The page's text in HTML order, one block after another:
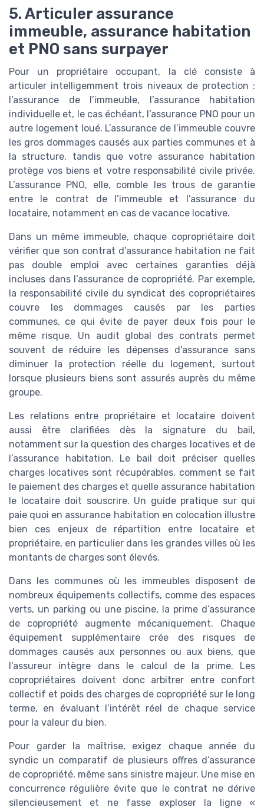
5. Articuler assurance
immeuble, assurance habitation
et PNO sans surpayer
Pour un propriétaire occupant, la clé consiste à
articuler intelligemment trois niveaux de protection :
l’assurance de l’immeuble, l’assurance habitation
individuelle et, le cas échéant, l’assurance PNO pour un
autre logement loué. L’assurance de l’immeuble couvre
les gros dommages causés aux parties communes et à
la structure, tandis que votre assurance habitation
protège vos biens et votre responsabilité civile privée.
L’assurance PNO, elle, comble les trous de garantie
entre le contrat de l’immeuble et l’assurance du
locataire, notamment en cas de vacance locative.
Dans un même immeuble, chaque copropriétaire doit
vérifier que son contrat d’assurance habitation ne fait
pas double emploi avec certaines garanties déjà
incluses dans l’assurance de copropriété. Par exemple,
la responsabilité civile du syndicat des copropriétaires
couvre les dommages causés par les parties
communes, ce qui évite de payer deux fois pour le
même risque. Un audit global des contrats permet
souvent de réduire les dépenses d’assurance sans
diminuer la protection réelle du logement, surtout
lorsque plusieurs biens sont assurés auprès du même
groupe.
Les relations entre propriétaire et locataire doivent
aussi être clarifiées dès la signature du bail,
notamment sur la question des charges locatives et de
l’assurance habitation. Le bail doit préciser quelles
charges locatives sont récupérables, comment se fait
le paiement des charges et quelle assurance habitation
le locataire doit souscrire. Un guide pratique sur qui
paie quoi en assurance habitation en colocation illustre
bien ces enjeux de répartition entre locataire et
propriétaire, en particulier dans les grandes villes où les
montants de charges sont élevés.
Dans les communes où les immeubles disposent de
nombreux équipements collectifs, comme des espaces
verts, un parking ou une piscine, la prime d’assurance
de copropriété augmente mécaniquement. Chaque
équipement supplémentaire crée des risques de
dommages causés aux personnes ou aux biens, que
l’assureur intègre dans le calcul de la prime. Les
copropriétaires doivent donc arbitrer entre confort
collectif et poids des charges de copropriété sur le long
terme, en évaluant l’intérêt réel de chaque service
pour la valeur du bien.
Pour garder la maîtrise, exigez chaque année du
syndic un comparatif de plusieurs offres d’assurance
de copropriété, même sans sinistre majeur. Une mise en
concurrence régulière évite que le contrat ne dérive
silencieusement et ne fasse exploser la ligne «